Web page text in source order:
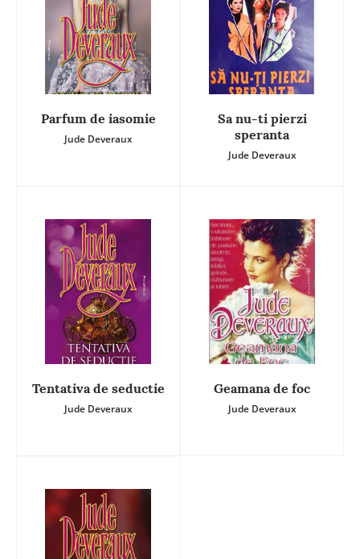
Parfum de iasomie
Jude Deveraux
Sa nu-ti pierzi
speranta
Jude Deveraux
Tentativa de seductie
Jude Deveraux
Geamana de foc
Jude Deveraux